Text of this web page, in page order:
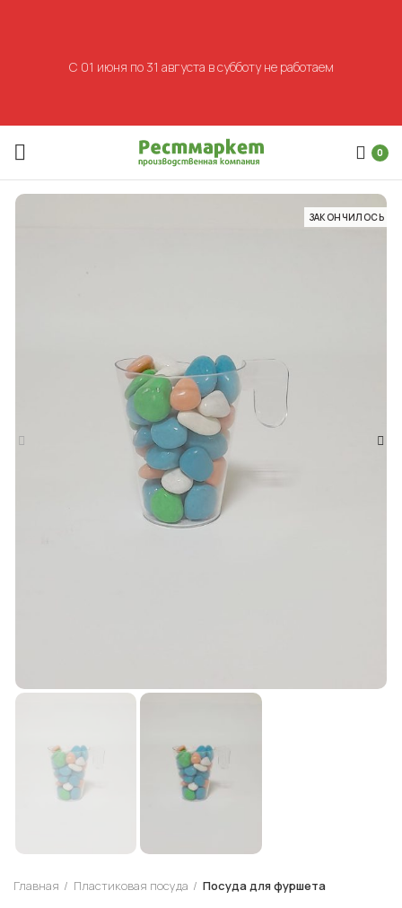
0
ЗАКОНЧИЛОСЬ
Главная Пластиковая посуда Посуда для фуршета
С 01 июня по 31 августа в субботу не работаем